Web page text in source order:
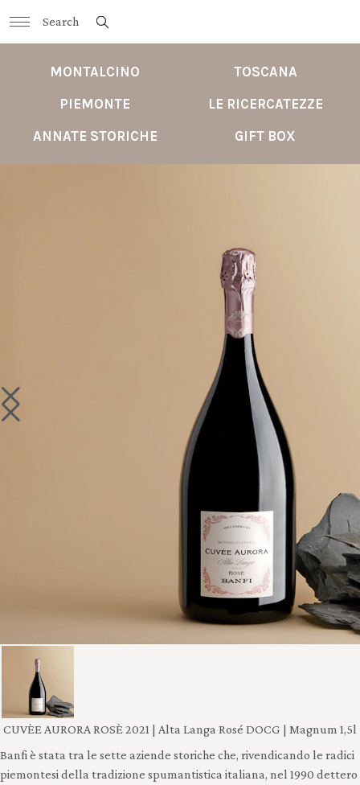
MONTALCINO
TOSCANA
PIEMONTE
LE RICERCATEZZE
ANNATE STORICHE
GIFT BOX
CUVÈE AURORA ROSÈ 2021 | Alta Langa Rosé DOCG | Magnum 1,5l
Banfi è stata tra le sette aziende storiche che, rivendicando le radici
piemontesi della tradizione spumantistica italiana, nel 1990 dettero